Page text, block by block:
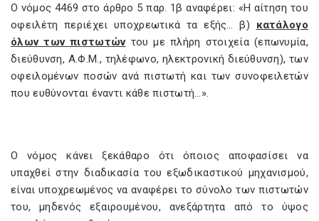
Ο νόμος 4469 στο άρθρο 5 παρ. 1β αναφέρει: «Η αίτηση του
οφειλέτη περιέχει υποχρεωτικά τα εξής… β) κατάλογο
όλων των πιστωτώντου με πλήρη στοιχεία (επωνυµία,
διεύθυνση, Α.Φ.Μ., τηλέφωνο, ηλεκτρονική διεύθυνση), των
οφειλοµένων ποσών ανά πιστωτή και των συνοφειλετών
που ευθύνονται έναντι κάθε πιστωτή…».
Ο νόμος κάνει ξεκάθαρο ότι όποιος αποφασίσει να
υπαχθεί στην διαδικασία του εξωδικαστικού μηχανισμού,
είναι υποχρεωμένος να αναφέρει το σύνολο των πιστωτών
του, μηδενός εξαιρουμένου, ανεξάρτητα από το ύψος